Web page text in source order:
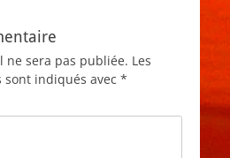
ne sera pas publiée. Les
indiqués avec *